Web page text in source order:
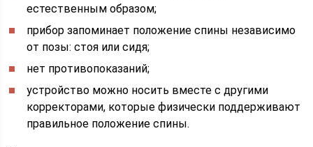
естественным образом;
прибор запоминает положение спины независимо
от позы: стоя или сидя;
нет противопоказаний;
устройство можно носить вместе с другими
корректорами, которые физически поддерживают
правильное положение спины.